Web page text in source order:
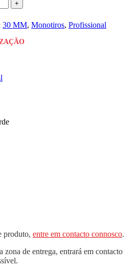
30 MM, Monotiros, Profissional
produto, entre em contacto connosco.
zona de entrega, entrará em contacto